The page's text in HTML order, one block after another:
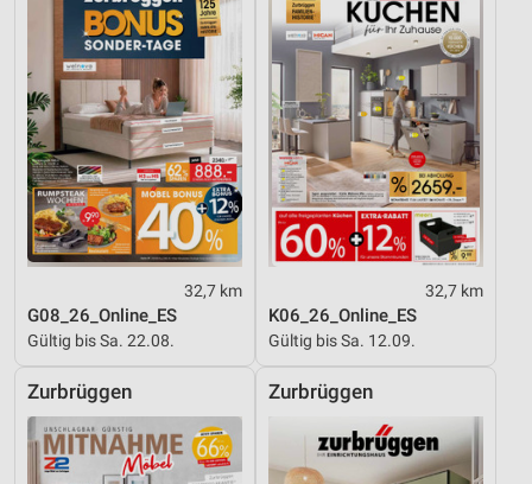
32,7 km
G08_26_Online_ES
Gültig bis Sa. 22.08.
32,7 km
K06_26_Online_ES
Gültig bis Sa. 12.09.
Zurbrüggen Zurbrüggen
Funktional
Werbung